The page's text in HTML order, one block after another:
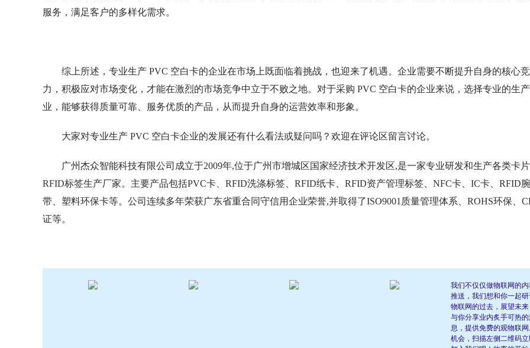
服务，满足客户的多样化需求。
综上所述，专业生产 PVC 空白卡的企业在市场上既面临着挑战，也迎来了机遇。企业需要不断提升自身的核心
力，积极应对市场变化，才能在激烈的市场竞争中立于不败之地。对于采购 PVC 空白卡的企业来说，选择专业的生
业，能够获得质量可靠、服务优质的产品，从而提升自身的运营效率和形象。
大家对专业生产 PVC 空白卡企业的发展还有什么看法或疑问吗？欢迎在评论区留言讨论。
广州杰众智能科技有限公司成立于2009年,位于广州市增城区国家经济技术开发区,是一家专业研发和生产各类卡片
RFID标签生产厂家。主要产品包括PVC卡、RFID洗涤标签、RFID纸卡、RFID资产管理标签、NFC卡、IC卡、RFID腕
带、塑料环保卡等。公司连续多年荣获广东省重合同守信用企业荣誉,并取得了ISO9001质量管理体系、ROHS环保、
证等。
我们不仅仅做物联网的
推送，我们想和你一起
物联网的过去，展望未来
与你分享业内炙手可热
息，提供免费的观物联网
机会，扫描左侧二维码立